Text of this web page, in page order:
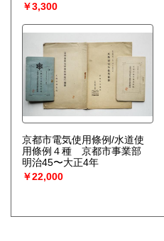
￥3,300
京都市電気使用條例/水道使
用條例４種 京都市事業部
明治45〜大正4年
￥22,000